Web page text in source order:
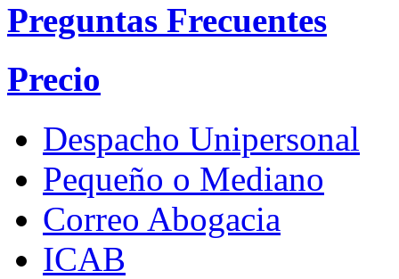
Preguntas Frecuentes
Precio
Despacho Unipersonal
Pequeño o Mediano
Correo Abogacia
ICAB